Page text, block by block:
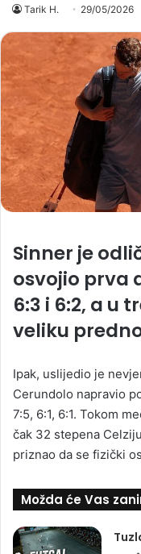
Tarik H. 29/05/2026
Sinner je
osvojio prva
6:3 i 6:2, a u
veliku
Ipak, uslijedio je
Cerundolo napravio
7:5, 6:1, 6:1. Tokom
čak 32 stepena
priznao da se fizički
Možda će Vas